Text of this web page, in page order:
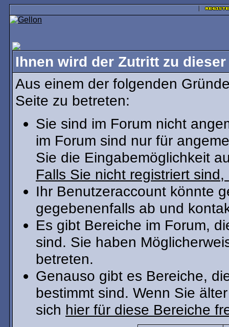
Ihnen wird der Zutritt zu
Aus einem der folgenden
Seite zu betreten:
Sie sind im Forum nicht
im Forum sind nur für
Sie die Eingabemöglichkeit
Falls Sie nicht registriert
Ihr Benutzeraccount könnte
gegebenenfalls ab und
Es gibt Bereiche im Forum,
sind. Sie haben
betreten.
Genauso gibt es Bereiche,
bestimmt sind. Wenn Sie
sich hier für diese Bereiche